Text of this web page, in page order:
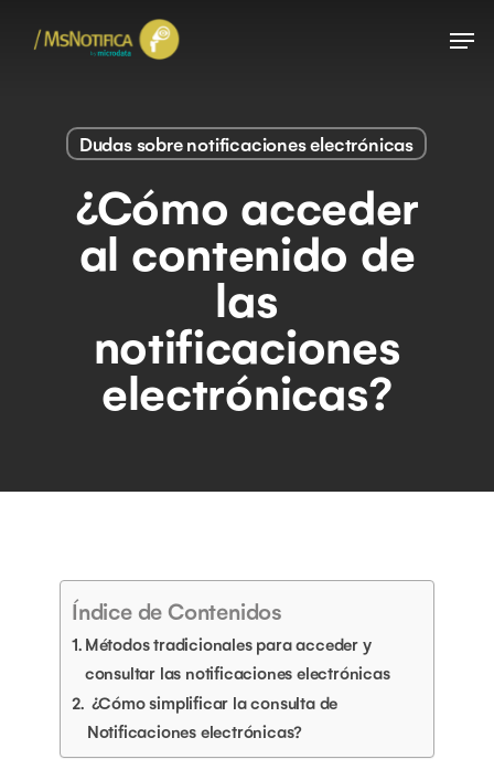
Menu
Dudas sobre notificaciones electrónicas
¿Cómo acceder
al contenido de
las
notificaciones
electrónicas?
Índice de Contenidos
Métodos tradicionales para acceder y
consultar las notificaciones electrónicas
¿Cómo simplificar la consulta de
Notificaciones electrónicas?